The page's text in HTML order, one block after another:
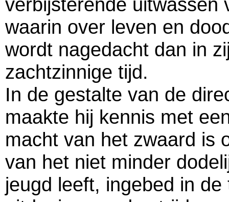
waarin over leven en
wordt nagedacht dan in
zachtzinnige tijd.
In de gestalte van de
maakte hij kennis met
macht van het zwaard is
van het niet minder
jeugd leeft, ingebed in